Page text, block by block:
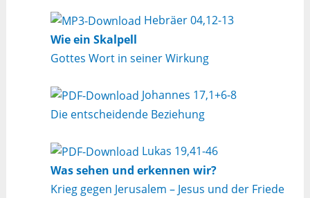
Hebräer 04,12-13
Wie ein Skalpell
Gottes Wort in seiner Wirkung
Johannes 17,1+6-8
Die entscheidende Beziehung
Lukas 19,41-46
Was sehen und erkennen wir?
Krieg gegen Jerusalem – Jesus und der Friede